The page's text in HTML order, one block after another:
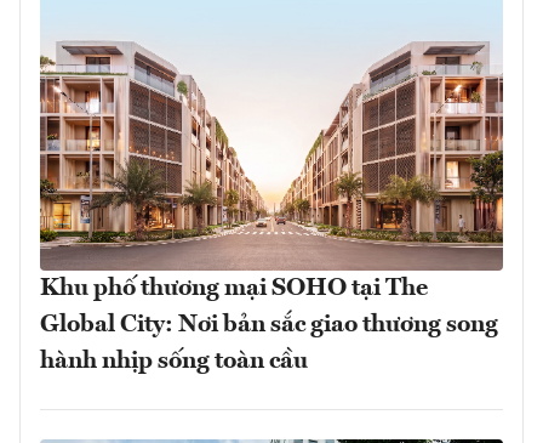
Khu phố thương mại SOHO tại The
Global City: Nơi bản sắc giao thương song
hành nhịp sống toàn cầu